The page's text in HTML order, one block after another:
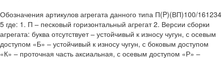
Обозначения артикулов агрегата данного типа П(P)(ВП)100/161234
5 где: 1. П – песковый горизонтальный агрегат 2. Версии сборки
агрегата: буква отсутствует – устойчивый к износу чугун, с осевым
доступом «Б» – устойчивый к износу чугун, с боковым доступом
«К» – проточная часть аксиальная, с осевым доступом «Р» –